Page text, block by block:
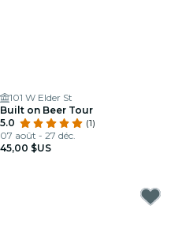
101 W Elder St
Built on Beer Tour
5.0
(1)
07 août - 27 déc.
45,00 $US